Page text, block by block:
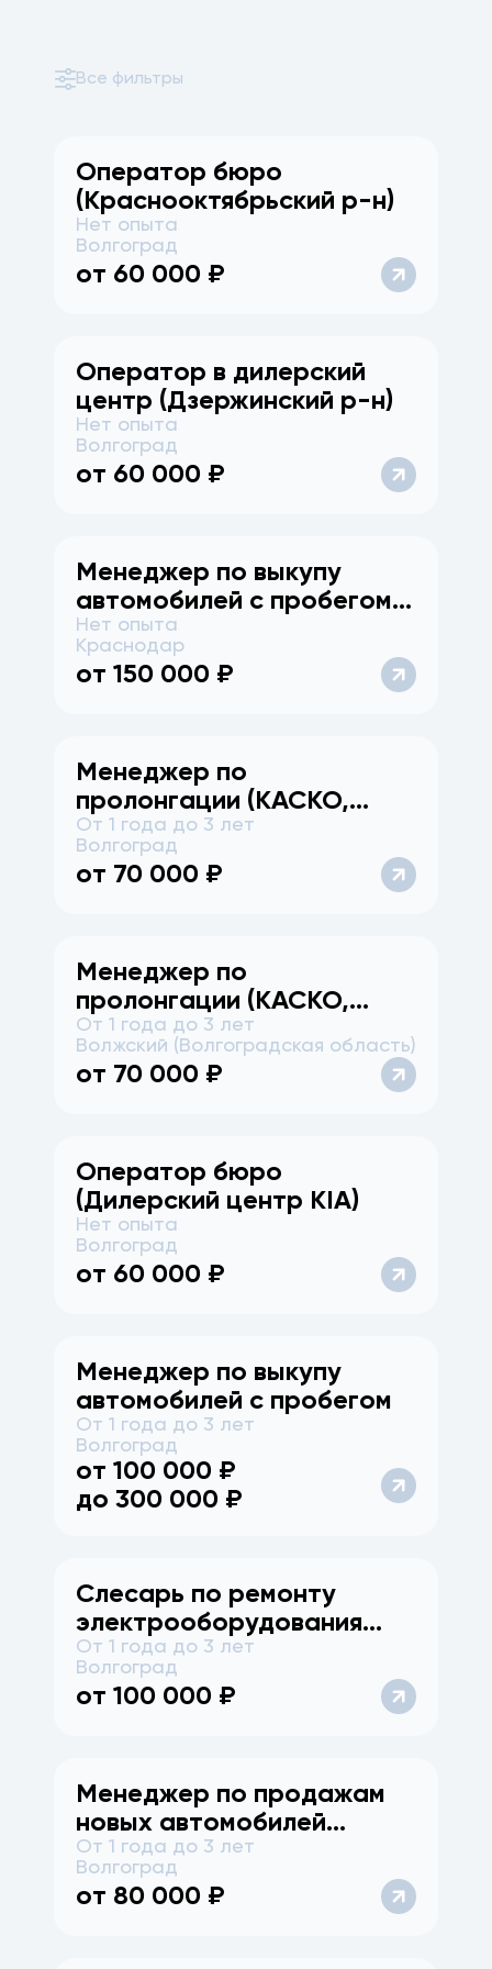
Все фильтры
Оператор бюро
(Краснооктябрьский р-н)
Нет опыта
Волгоград
от 60 000 ₽
Оператор в дилерский
центр (Дзержинский р-н)
Нет опыта
Волгоград
от 60 000 ₽
Менеджер по выкупу
автомобилей с пробегом
(г. Краснодар)
Нет опыта
Краснодар
от 150 000 ₽
Менеджер по
пролонгации (КАСКО,
ОСАГО)
От 1 года до 3 лет
Волгоград
от 70 000 ₽
Менеджер по
пролонгации (КАСКО,
ОСАГО), г. Волжский
От 1 года до 3 лет
Волжский (Волгоградская область)
от 70 000 ₽
Оператор бюро
(Дилерский центр KIA)
Нет опыта
Волгоград
от 60 000 ₽
Менеджер по выкупу
автомобилей с пробегом
От 1 года до 3 лет
Волгоград
от 100 000 ₽
до 300 000 ₽
Слесарь по ремонту
электрооборудования
автомобилей, дилерский
центр Voyah
От 1 года до 3 лет
Волгоград
от 100 000 ₽
Менеджер по продажам
новых автомобилей
(EXEED)
От 1 года до 3 лет
Волгоград
от 80 000 ₽